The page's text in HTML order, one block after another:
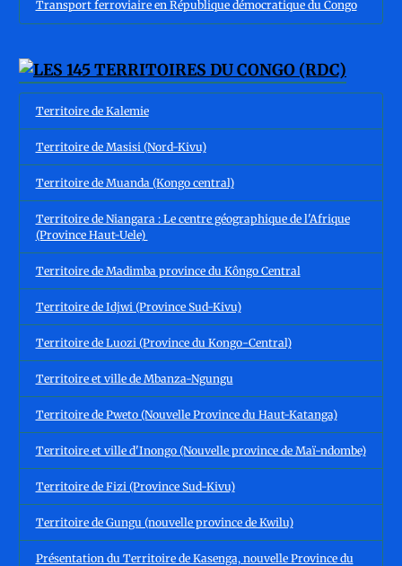
Transport ferroviaire en République démocratique du Congo
Territoire de Kalemie
Territoire de Masisi (Nord-Kivu)
Territoire de Muanda (Kongo central)
Territoire de Niangara : Le centre géographique de l'Afrique
(Province Haut-Uele)
Territoire de Madimba province du Kôngo Central
Territoire de Idjwi (Province Sud-Kivu)
Territoire de Luozi (Province du Kongo-Central)
Territoire et ville de Mbanza-Ngungu
Territoire de Pweto (Nouvelle Province du Haut-Katanga)
Territoire et ville d'Inongo (Nouvelle province de Maï-ndombe)
Territoire de Fizi (Province Sud-Kivu)
Territoire de Gungu (nouvelle province de Kwilu)
Présentation du Territoire de Kasenga, nouvelle Province du